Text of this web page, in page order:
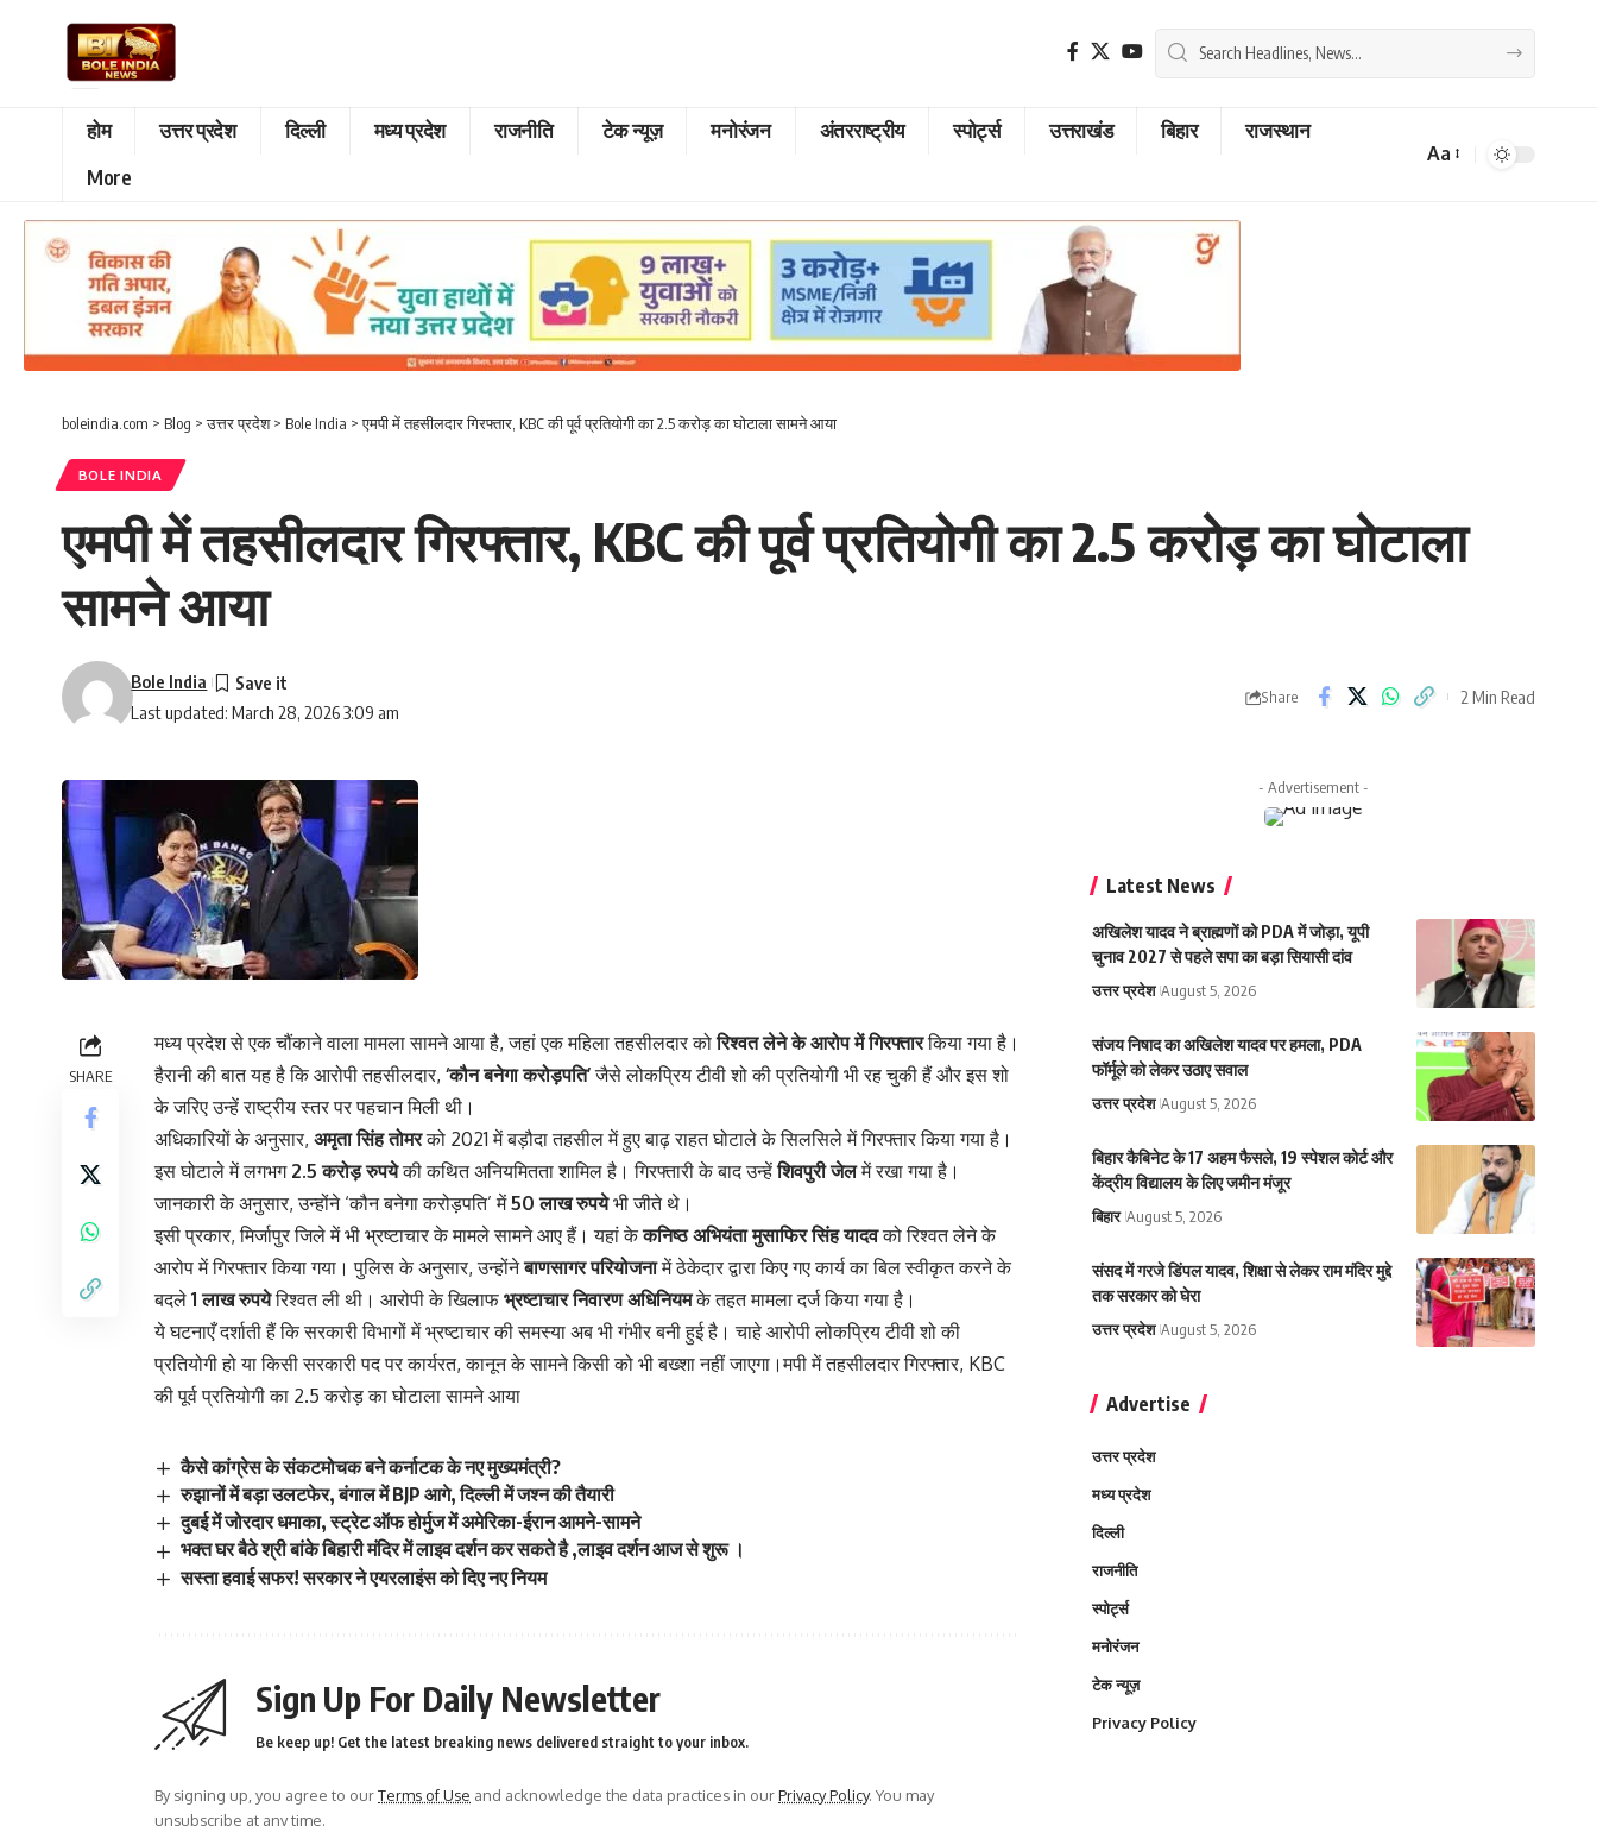
होम उत्तर प्रदेश दिल्ली मध्य प्रदेश राजनीति टेक न्यूज़ मनोरंजन अंतरराष्ट्रीय स्पोर्ट्स उत्तराखंड बिहार
राजस्थान
More
Font
Aa
boleindia.com > Blog >उत्तर प्रदेश> Bole India >एमपी में तहसीलदार गिरफ्तार, KBC की पूर्व प्रतियोगी का 2.5 करोड़ का घोटाला सामने आया
BOLE INDIA
एमपी में तहसीलदार गिरफ्तार, KBC की पूर्व प्रतियोगी का 2.5 करोड़ का घोटाला
सामने आया
Last updated: March 28, 2026 3:09 am
Bole India
Share 2 Min Read
SHARE
मध्य प्रदेश से एक चौंकाने वाला मामला सामने आया है, जहां एक महिला तहसीलदार कोरिश्वत लेने के आरोप में गिरफ्तारकिया गया है।
हैरानी की बात यह है कि आरोपी तहसीलदार, ‘कौन बनेगा करोड़पति’जैसे लोकप्रिय टीवी शो की प्रतियोगी भी रह चुकी हैं और इस शो
के जरिए उन्हें राष्ट्रीय स्तर पर पहचान मिली थी।
अधिकारियों के अनुसार, अमृता सिंह तोमरको 2021 में बड़ौदा तहसील में हुए बाढ़ राहत घोटाले के सिलसिले में गिरफ्तार किया गया है।
इस घोटाले में लगभग 2.5 करोड़ रुपयेकी कथित अनियमितता शामिल है। गिरफ्तारी के बाद उन्हेंशिवपुरी जेलमें रखा गया है।
जानकारी के अनुसार, उन्होंने ‘कौन बनेगा करोड़पति’ में50 लाख रुपयेभी जीते थे।
इसी प्रकार, मिर्जापुर जिले में भी भ्रष्टाचार के मामले सामने आए हैं। यहां केकनिष्ठ अभियंता मुसाफिर सिंह यादवको रिश्वत लेने के
आरोप में गिरफ्तार किया गया। पुलिस के अनुसार, उन्होंनेबाणसागर परियोजनामें ठेकेदार द्वारा किए गए कार्य का बिल स्वीकृत करने के
बदले 1 लाख रुपयेरिश्वत ली थी। आरोपी के खिलाफ भ्रष्टाचार निवारण अधिनियमके तहत मामला दर्ज किया गया है।
ये घटनाएँ दर्शाती हैं कि सरकारी विभागों में भ्रष्टाचार की समस्या अब भी गंभीर बनी हुई है। चाहे आरोपी लोकप्रिय टीवी शो की
प्रतियोगी हो या किसी सरकारी पद पर कार्यरत, कानून के सामने किसी को भी बख्शा नहीं जाएगा।मपी में तहसीलदार गिरफ्तार, KBC
की पूर्व प्रतियोगी का 2.5 करोड़ का घोटाला सामने आया
कैसे कांग्रेस के संकटमोचक बने कर्नाटक के नए मुख्यमंत्री?
रुझानों में बड़ा उलटफेर, बंगाल में BJP आगे, दिल्ली में जश्न की तैयारी
दुबई में जोरदार धमाका, स्ट्रेट ऑफ होर्मुज में अमेरिका-ईरान आमने-सामने
भक्त घर बैठे श्री बांके बिहारी मंदिर में लाइव दर्शन कर सकते है ,लाइव दर्शन आज से शुरू ।
सस्ता हवाई सफर! सरकार ने एयरलाइंस को दिए नए नियम
Sign Up For Daily Newsletter
Be keep up! Get the latest breaking news delivered straight to your inbox.
By signing up, you agree to ourTerms of Use and acknowledge the data practices in ourPrivacy Policy. You may
unsubscribe at any time.
- Advertisement -
Latest News
अखिलेश यादव ने ब्राह्मणों को PDA में जोड़ा, यूपी
चुनाव 2027 से पहले सपा का बड़ा सियासी दांव
उत्तर प्रदेश August 5, 2026
संजय निषाद का अखिलेश यादव पर हमला, PDA
फॉर्मूले को लेकर उठाए सवाल
उत्तर प्रदेश August 5, 2026
बिहार कैबिनेट के 17 अहम फैसले, 19 स्पेशल कोर्ट और
केंद्रीय विद्यालय के लिए जमीन मंजूर
बिहार August 5, 2026
संसद में गरजे डिंपल यादव, शिक्षा से लेकर राम मंदिर मुद्दे
तक सरकार को घेरा
उत्तर प्रदेश August 5, 2026
Advertise
उत्तर प्रदेश
मध्य प्रदेश
दिल्ली
राजनीति
स्पोर्ट्स
मनोरंजन
टेक न्यूज़
Privacy Policy